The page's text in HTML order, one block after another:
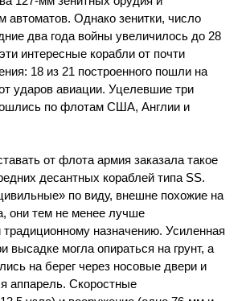
автоматов. Однако зенитки, число
два года войны увеличилось до 28
интересные корабли от почти
18 из 21 построенного пошли на
ударов авиации. Уцелевшие три
по флотам США, Англии и
от флота армия заказала такое
десантных кораблей типа SS.
по виду, внешне похожие на
они тем не менее лучше
традиционному назначению. Усиленная
высадке могла опираться на грунт, а
на берег через носовые двери и
аппарель. Скоростные